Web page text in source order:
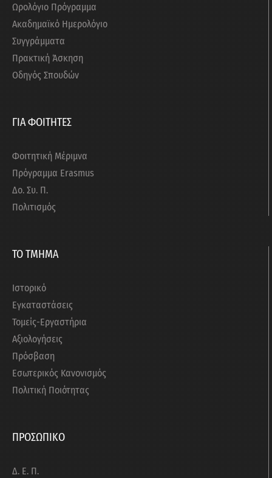
Ωρολόγιο Πρόγραμμα
Ακαδημαϊκό Ημερολόγιο
Συγγράμματα
Πρακτική Άσκηση
Οδηγός Σπουδών
ΓΙΑ ΦΟΙΤΗΤΕΣ
Φοιτητική Μέριμνα
Πρόγραμμα Erasmus
Δο. Συ. Π.
Πολιτισμός
ΤΟ ΤΜΗΜΑ
Ιστορικό
Εγκαταστάσεις
Τομείς-Εργαστήρια
Αξιολογήσεις
Πρόσβαση
Εσωτερικός Κανονισμός
Πολιτική Ποιότητας
ΠΡΟΣΩΠΙΚΟ
Δ. Ε. Π.